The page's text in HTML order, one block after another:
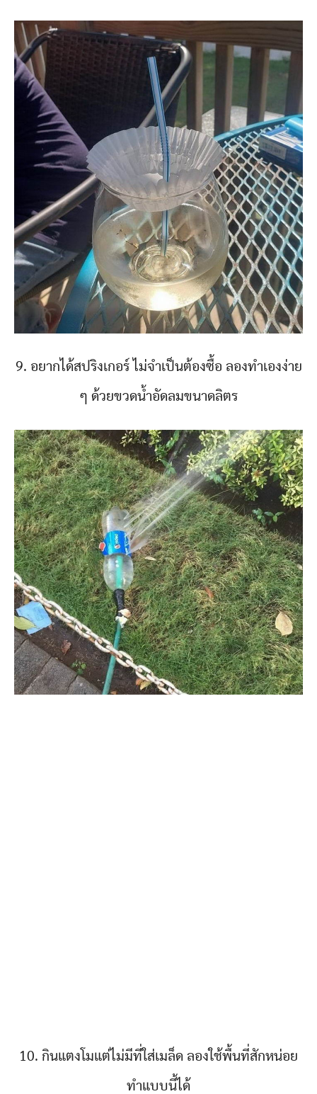
9. อยากได้สปริงเกอร์ ไม่จำเป็นต้องซื้อ ลองทำเองง่าย
ๆ ด้วยขวดน้ำอัดลมขนาดลิตร
10. กินแตงโมแต่ไม่มีที่ใส่เมล็ด ลองใช้พื้นที่สักหน่อย
ทำแบบนี้ได้